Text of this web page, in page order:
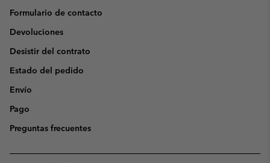
Formulario de contacto
Devoluciones
Desistir del contrato
Estado del pedido
Envío
Pago
Preguntas frecuentes